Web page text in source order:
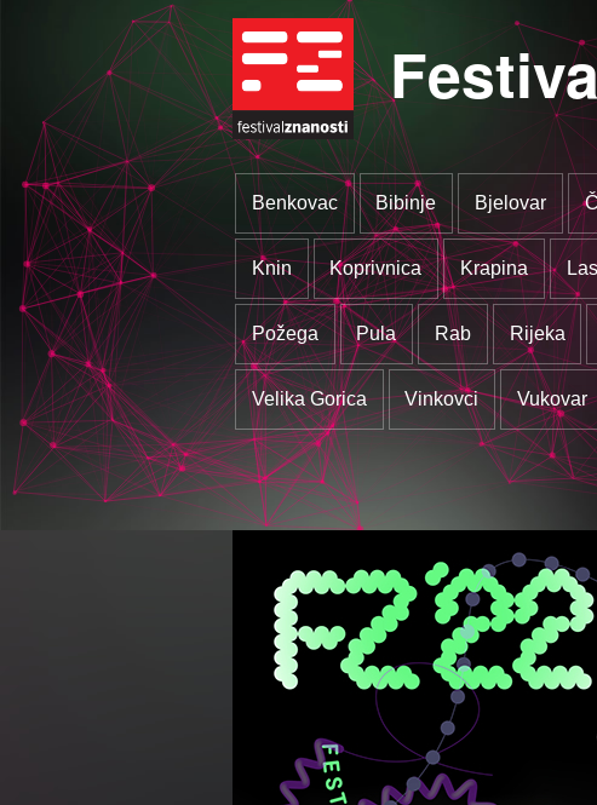
Benkovac Bibinje Bjelovar
Knin Koprivnica Krapina
Požega Pula Rab Rijeka
Velika Gorica Vinkovci Vukovar